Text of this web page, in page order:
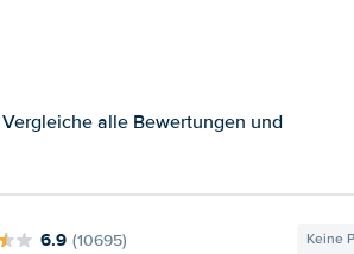
alle Bewertungen und
6.9 (10695) Keine